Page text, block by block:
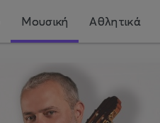
Μουσική Αθλητικά